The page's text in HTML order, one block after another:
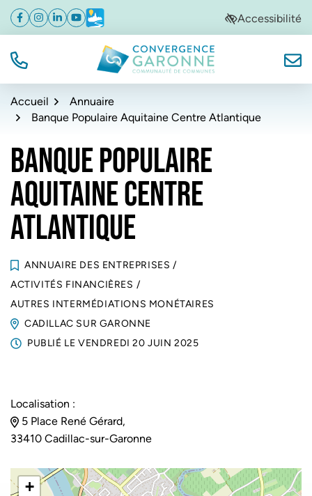
Aller
navigation
Aller
au
Aller
au
de
Facebook
(ouverture dans un nouvel onglet)
Instagram
(ouverture dans un nouvel onglet)
Linkedin
(ouverture dans un nouvel onglet)
YouTube
(ouverture dans un nouvel onglet)
Météo
(ouverture dans un nouvel onglet)Accessibilité
TÉL. Convergence Garonne
Accueil
Annuaire
Banque Populaire Aquitaine Centre Atlantique
BANQUE POPULAIRE
AQUITAINE CENTRE
ATLANTIQUE
ANNUAIRE DES ENTREPRISES /
ACTIVITÉS FINANCIÈRES /
AUTRES INTERMÉDIATIONS MONÉTAIRES
CADILLAC SUR GARONNE
PUBLIÉ LE VENDREDI 20 JUIN 2025
Localisation :
5 Place René Gérard,
33410 Cadillac-sur-Garonne
+